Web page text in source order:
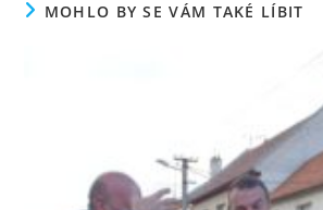
MOHLO BY SE VÁM TAKÉ LÍBIT